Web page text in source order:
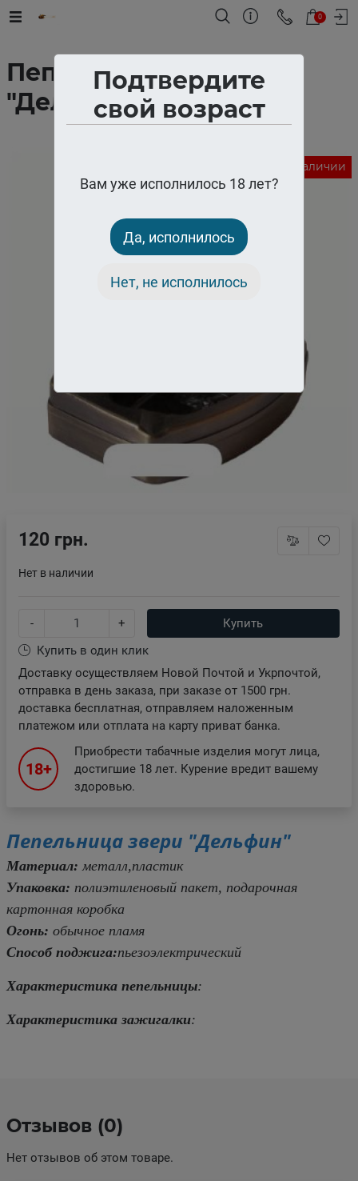
Подтвердите
свой возраст
Вам уже исполнилось 18 лет?
Да, исполнилось
Нет, не исполнилось
0
Пепельница звери
"Дельфин"
Нет в наличии
Пепельница звери "Дельфин"
Материал: металл,пластик
Упаковка: полиэтиленовый пакет, подарочная
картонная коробка
Огонь: обычное пламя
Способ поджига:пьезоэлектрический
Характеристика пепельницы:
Характеристика зажигалки:
120 грн.
Нет в наличии
- +
Купить
Купить в один клик
Доставку осуществляем Новой Почтой и Укрпочтой,
отправка в день заказа, при заказе от 1500 грн.
доставка бесплатная, отправляем наложенным
платежом или отплата на карту приват банка.
18+
Приобрести табачные изделия могут лица,
достигшие 18 лет. Курение вредит вашему
здоровью.
Отзывов (0)
Нет отзывов об этом товаре.